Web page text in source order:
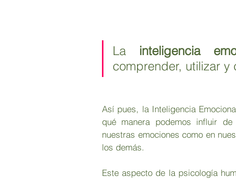
La inteligencia
comprender, utilizar y
Así pues, la Inteligencia
qué manera podemos influir
nuestras emociones como en
los demás.
Este aspecto de la psicología